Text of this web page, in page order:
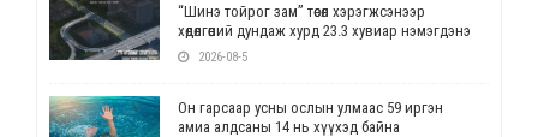
“Шинэ тойрог зам” төсөл хэрэгжсэнээр
хөдөлгөөний дундаж хурд 23.3 хувиар нэмэгдэнэ
2026-08-5
Он гарсаар усны ослын улмаас 59 иргэн
амиа алдсаны 14 нь хүүхэд байна